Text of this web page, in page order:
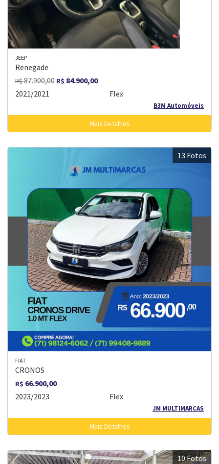
JEEP
Renegade
R$87.900,00 R$ 84.900,00
2021/2021
Flex
B3M Automóveis
Mais Detalhes
13 Fotos
FIAT
CRONOS
R$ 66.900,00
2023/2023
Flex
JM MULTIMARCAS
Mais Detalhes
10 Fotos